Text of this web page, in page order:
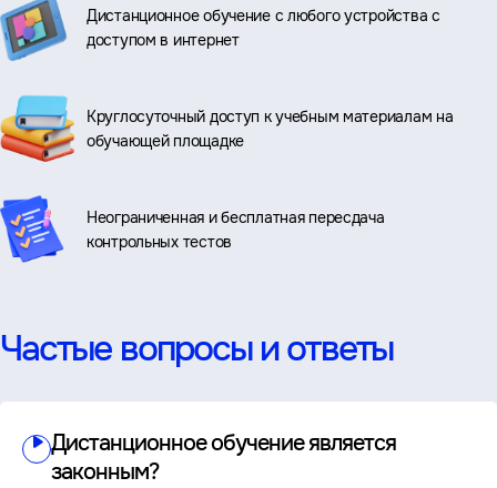
Дистанционное обучение с любого устройства с
доступом в интернет
Круглосуточный доступ к учебным материалам на
обучающей площадке
Неограниченная и бесплатная пересдача
контрольных тестов
Частые вопросы и ответы
Дистанционное обучение является
законным?